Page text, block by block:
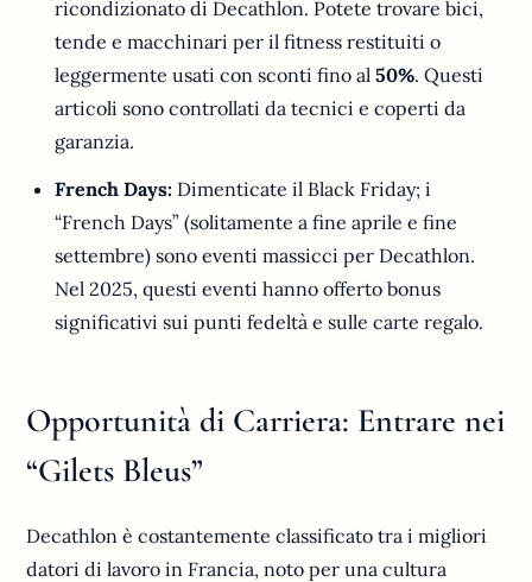
ricondizionato di Decathlon. Potete trovare bici,
tende e macchinari per il fitness restituiti o
leggermente usati con sconti fino al50%. Questi
articoli sono controllati da tecnici e coperti da
garanzia.
French Days: Dimenticate il Black Friday; i
“French Days” (solitamente a fine aprile e fine
settembre) sono eventi massicci per Decathlon.
Nel 2025, questi eventi hanno offerto bonus
significativi sui punti fedeltà e sulle carte regalo.
Opportunità di Carriera: Entrare nei
“Gilets Bleus”
Decathlon è costantemente classificato tra i migliori
datori di lavoro in Francia, noto per una cultura